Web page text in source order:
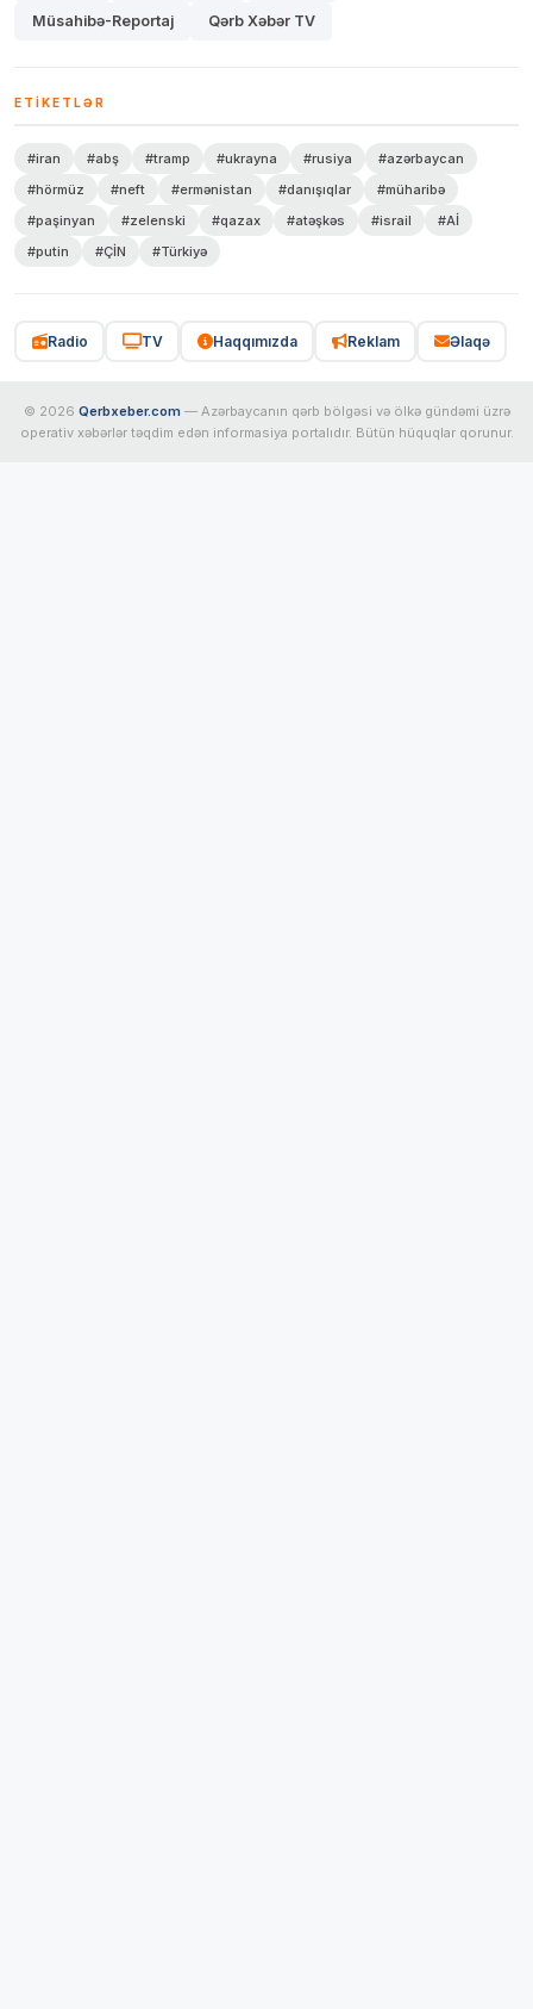
Müsahibə-Reportaj Qərb Xəbər TV
ETIKETLƏR
#iran #abş #tramp #ukrayna #rusiya
#azərbaycan
#hörmüz
#neft #ermənistan #danışıqlar
#müharibə
#paşinyan
#zelenski #qazax #atəşkəs #israil
#Aİ
#putin
#ÇİN #Türkiyə
Radio TV Haqqımızda Reklam Əlaqə
© 2026 Qerbxeber.com — Azərbaycanın qərb bölgəsi və ölkə gündəmi üzrə
operativ xəbərlər təqdim edən informasiya portalıdır. Bütün hüquqlar qorunur.